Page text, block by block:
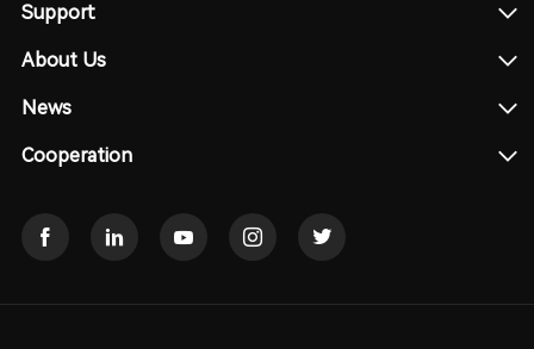
Support
About Us
News
Cooperation